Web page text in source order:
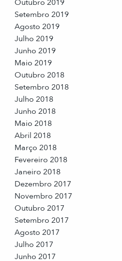
Outubro 2019
Setembro 2019
Agosto 2019
Julho 2019
Junho 2019
Maio 2019
Outubro 2018
Setembro 2018
Julho 2018
Junho 2018
Maio 2018
Abril 2018
Março 2018
Fevereiro 2018
Janeiro 2018
Dezembro 2017
Novembro 2017
Outubro 2017
Setembro 2017
Agosto 2017
Julho 2017
Junho 2017